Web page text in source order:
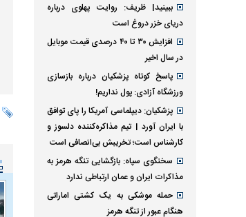
ببینید| ظریف: روایت پهلوی درباره
دریای خزر دروغ است
افزایش ۳۰ تا ۴۰ درصدی قیمت موبایل
در سال اخیر
پاسخ کوتاه پزشکیان درباره بازسازی
ورزشگاه آزادی: پول نداریم!
پزشکیان: دیپلماسی آمریکا را پای توافق
با ایران آورد | تیم مذاکره‌کننده دلسوز و
کارشناس است؛ تخریبش بی‌انصافی است
سخنگوی سپاه: بازگشایی تنگه هرمز به
مذاکرات ایران و عمان ارتباطی ندارد
حمله موشکی به یک کشتی اماراتی
هنگام عبور از تنگه هرمز